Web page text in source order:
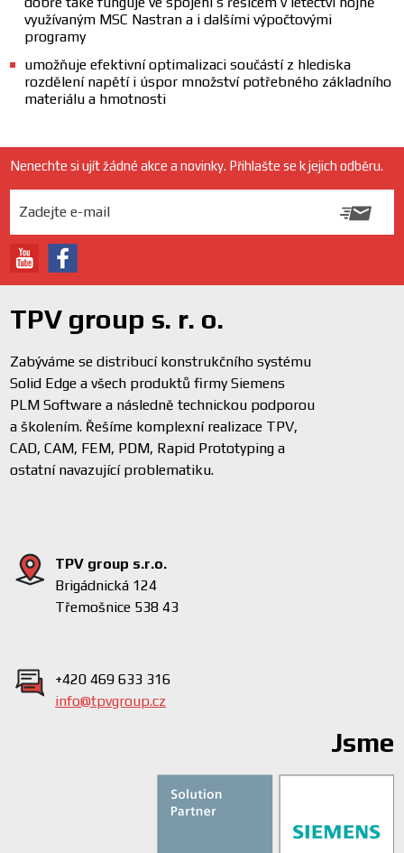
využívaným MSC Nastran a i dalšími výpočtovými
programy
umožňuje efektivní optimalizaci součástí z hlediska
rozdělení napětí i úspor množství potřebného základního
materiálu a hmotnosti
Nenechte si ujít žádné akce a novinky. Přihlašte se k jejich odběru.
TPV group s. r. o.
Zabýváme se distribucí konstrukčního systému
Solid Edge a všech produktů firmy Siemens
PLM Software a následně technickou podporou
a školením. Řešíme komplexní realizace TPV,
CAD, CAM, FEM, PDM, Rapid Prototyping a
ostatní navazující problematiku.
TPV group s.r.o.
Brigádnická 124
Třemošnice 538 43
+420 469 633 316
info@tpvgroup.cz
Jsme